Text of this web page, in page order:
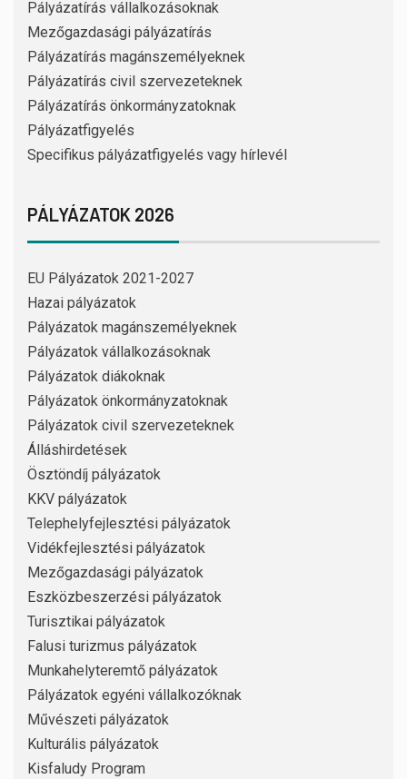
Pályázatírás vállalkozásoknak
Mezőgazdasági pályázatírás
Pályázatírás magánszemélyeknek
Pályázatírás civil szervezeteknek
Pályázatírás önkormányzatoknak
Pályázatfigyelés
Specifikus pályázatfigyelés vagy hírlevél
PÁLYÁZATOK 2026
EU Pályázatok 2021-2027
Hazai pályázatok
Pályázatok magánszemélyeknek
Pályázatok vállalkozásoknak
Pályázatok diákoknak
Pályázatok önkormányzatoknak
Pályázatok civil szervezeteknek
Álláshirdetések
Ösztöndíj pályázatok
KKV pályázatok
Telephelyfejlesztési pályázatok
Vidékfejlesztési pályázatok
Mezőgazdasági pályázatok
Eszközbeszerzési pályázatok
Turisztikai pályázatok
Falusi turizmus pályázatok
Munkahelyteremtő pályázatok
Pályázatok egyéni vállalkozóknak
Művészeti pályázatok
Kulturális pályázatok
Kisfaludy Program